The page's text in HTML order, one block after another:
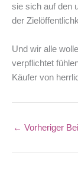
sie sich auf den
der
Und wir alle
verpflichtet
Käufer von
← Vorheriger